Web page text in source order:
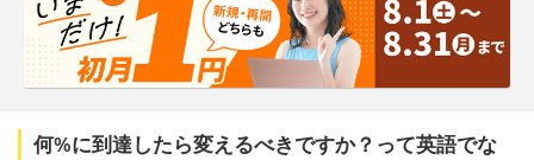
何%に到達したら変えるべきですか？って英語でな